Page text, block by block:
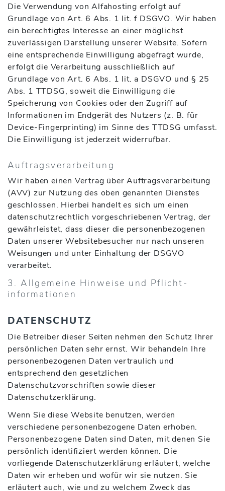
Die Verwendung von Alfahosting erfolgt auf
Grundlage von Art. 6 Abs. 1 lit. f DSGVO. Wir haben
ein berechtigtes Interesse an einer möglichst
zuverlässigen Darstellung unserer Website. Sofern
eine entsprechende Einwilligung abgefragt wurde,
erfolgt die Verarbeitung ausschließlich auf
Grundlage von Art. 6 Abs. 1 lit. a DSGVO und § 25
Abs. 1 TTDSG, soweit die Einwilligung die
Speicherung von Cookies oder den Zugriff auf
Informationen im Endgerät des Nutzers (z. B. für
Device-Fingerprinting) im Sinne des TTDSG umfasst.
Die Einwilligung ist jederzeit widerrufbar.
Auftragsverarbeitung
Wir haben einen Vertrag über Auftragsverarbeitung
(AVV) zur Nutzung des oben genannten Dienstes
geschlossen. Hierbei handelt es sich um einen
datenschutzrechtlich vorgeschriebenen Vertrag, der
gewährleistet, dass dieser die personenbezogenen
Daten unserer Websitebesucher nur nach unseren
Weisungen und unter Einhaltung der DSGVO
verarbeitet.
3. Allgemeine Hinweise und Pflicht­
informationen
DATENSCHUTZ
Die Betreiber dieser Seiten nehmen den Schutz Ihrer
persönlichen Daten sehr ernst. Wir behandeln Ihre
personenbezogenen Daten vertraulich und
entsprechend den gesetzlichen
Datenschutzvorschriften sowie dieser
Datenschutzerklärung.
Wenn Sie diese Website benutzen, werden
verschiedene personenbezogene Daten erhoben.
Personenbezogene Daten sind Daten, mit denen Sie
persönlich identifiziert werden können. Die
vorliegende Datenschutzerklärung erläutert, welche
Daten wir erheben und wofür wir sie nutzen. Sie
erläutert auch, wie und zu welchem Zweck das